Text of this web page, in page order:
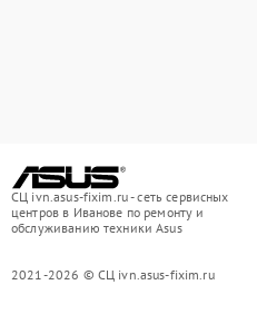
СЦ ivn.asus-fixim.ru - сеть сервисных
центров в Иванове по ремонту и
обслуживанию техники Asus
2021-2026 © СЦ ivn.asus-fixim.ru